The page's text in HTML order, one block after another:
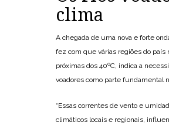
clima
A chegada de uma nova e forte
fez com que várias regiões do
próximas dos 40ºC, indica a
voadores como parte fundamental
“Essas correntes de vento e
climáticos locais e regionais,